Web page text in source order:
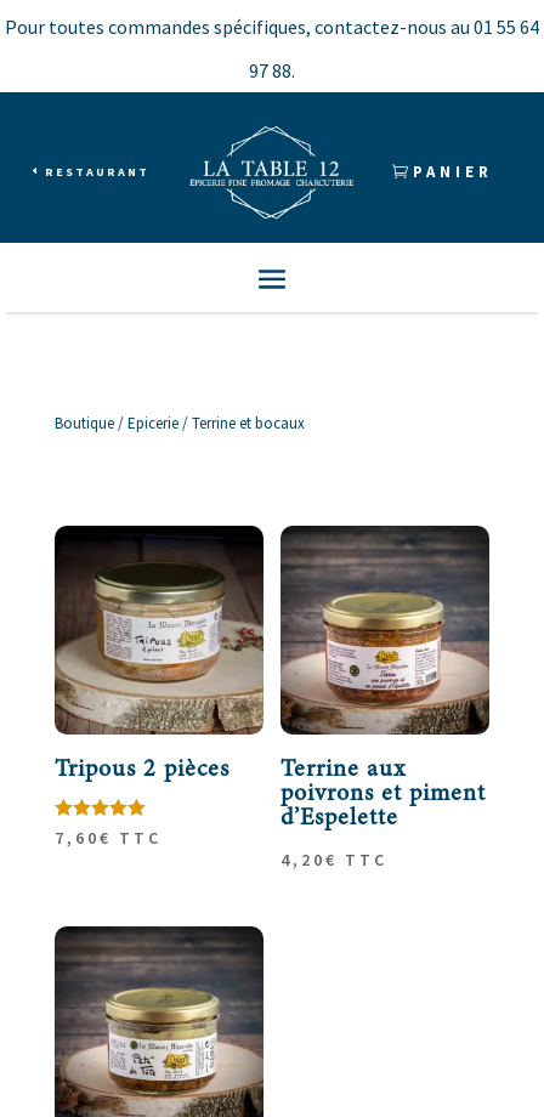
Pour toutes commandes spécifiques, contactez-nous au 01 55 64
97 88.
RESTAURANT PANIER
Boutique/Epicerie/ Terrine et bocaux
Tripous 2 pièces
Note
5.00
7,60€ TTC
Terrine aux
poivrons et piment
d’Espelette
4,20€ TTC